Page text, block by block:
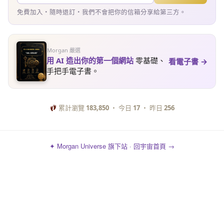
免費加入・隨時退訂・我們不會把你的信箱分享給第三方。
Morgan 嚴選
用 AI 造出你的第一個網站 零基礎、
手把手電子書。
看電子書 →
累計瀏覽 183,850・ 今日 17・ 昨日 256
✦ Morgan Universe 旗下站 · 回宇宙首頁 →